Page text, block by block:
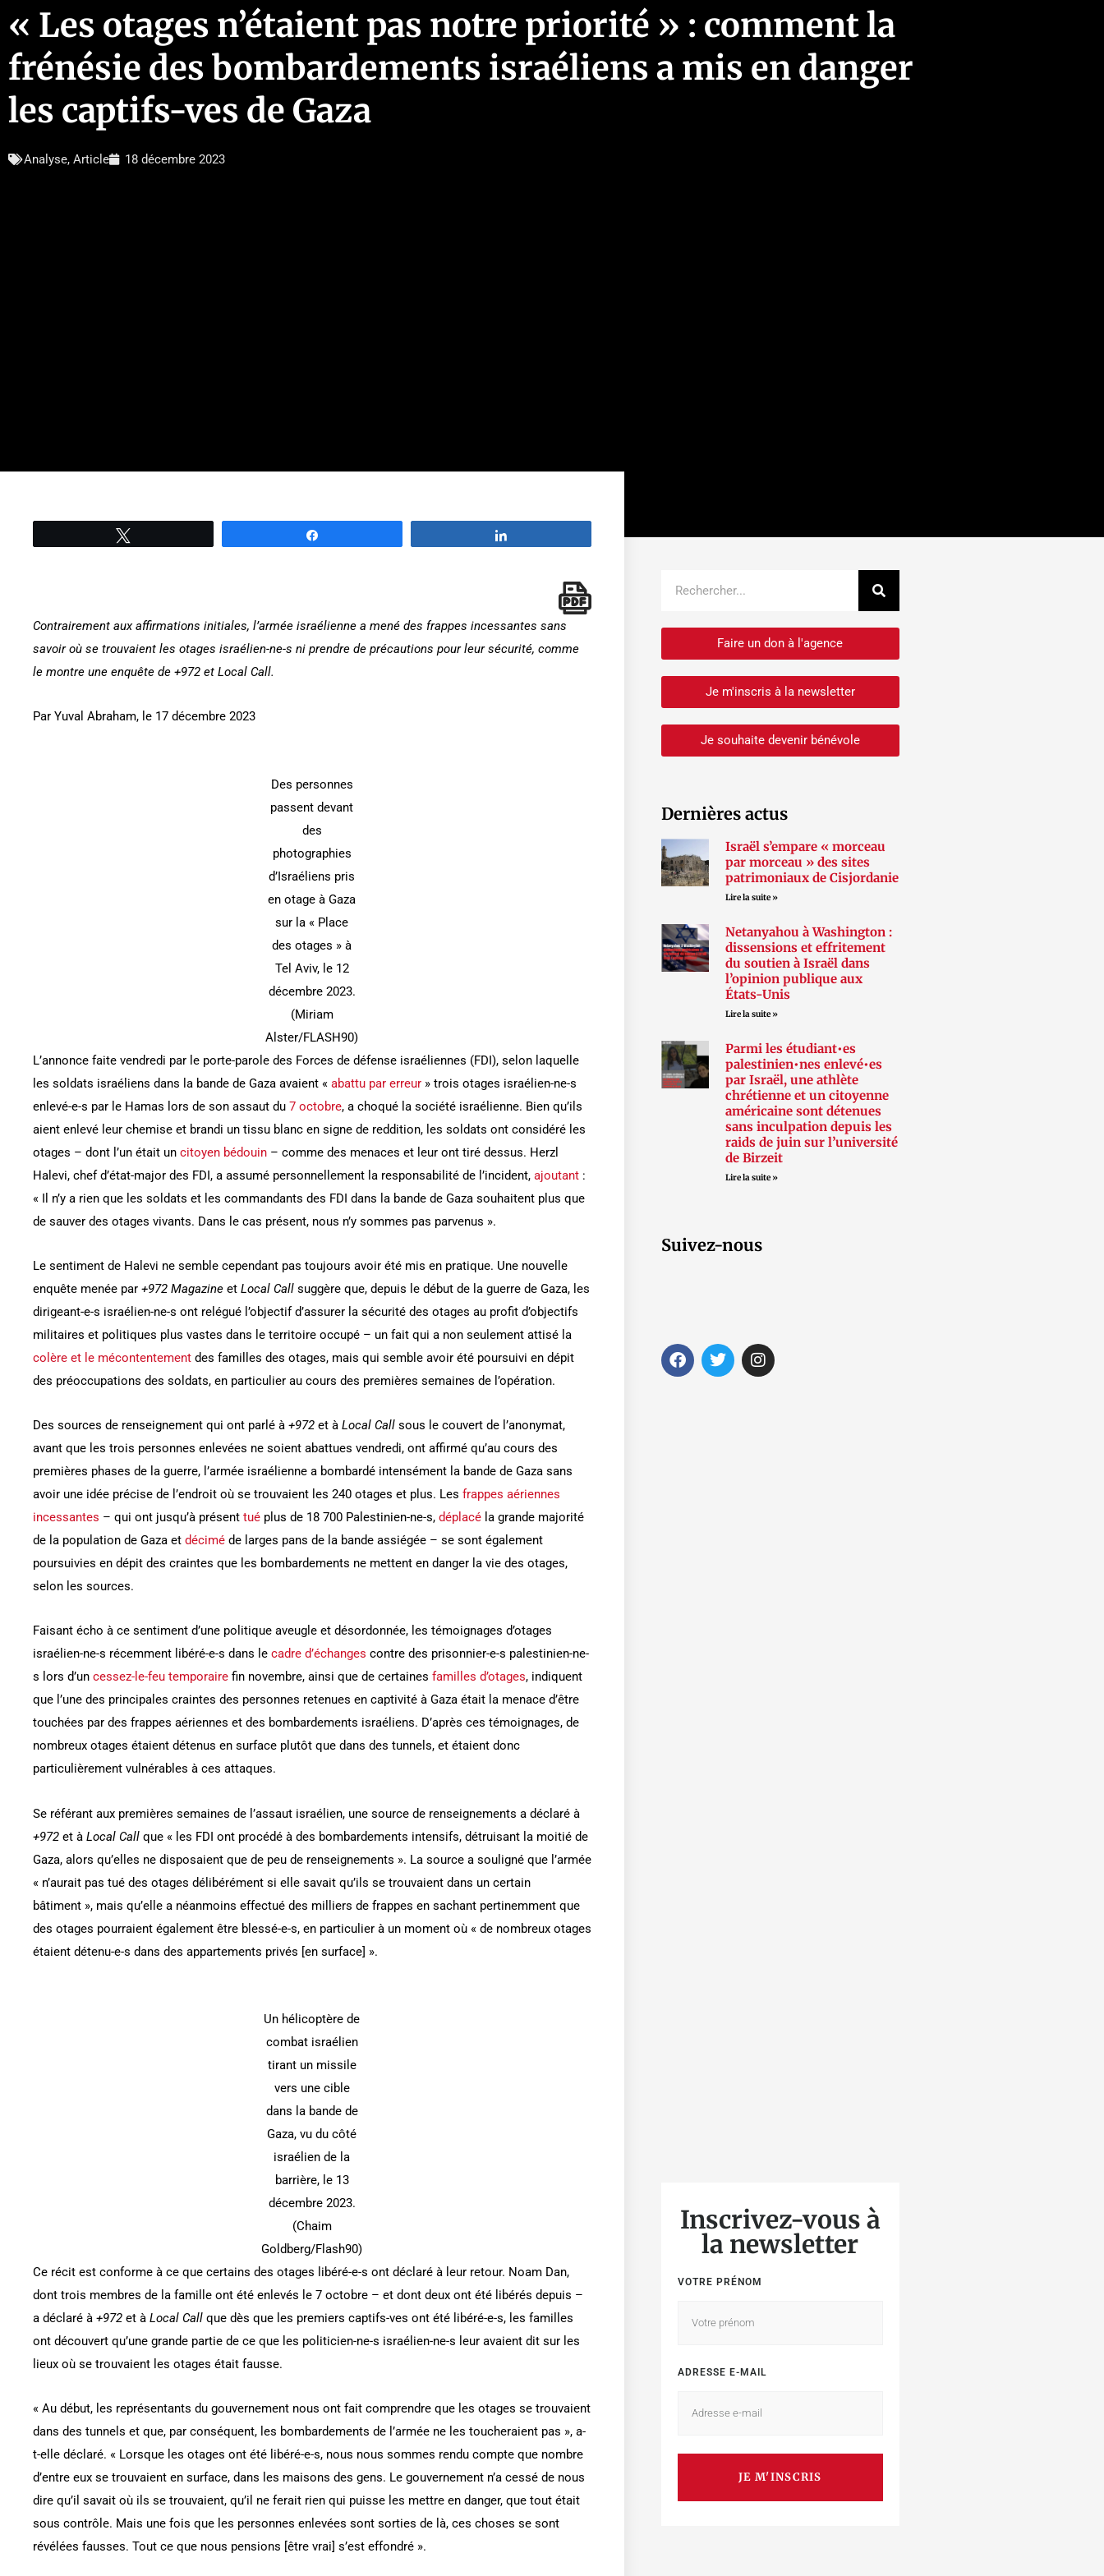
« Les otages n’étaient pas notre priorité » : comment la
frénésie des bombardements israéliens a mis en danger
les captifs-ves de Gaza
Analyse, Article 18 décembre 2023
Contrairement aux affirmations initiales, l’armée israélienne a mené des frappes incessantes sans
savoir où se trouvaient les otages israélien-ne-s ni prendre de précautions pour leur sécurité, comme
le montre une enquête de +972 et Local Call.
Par Yuval Abraham, le 17 décembre 2023
Des personnes
passent devant
des
photographies
d’Israéliens pris
en otage à Gaza
sur la « Place
des otages » à
Tel Aviv, le 12
décembre 2023.
(Miriam
Alster/FLASH90)
L’annonce faite vendredi par le porte-parole des Forces de défense israéliennes (FDI), selon laquelle
les soldats israéliens dans la bande de Gaza avaient « abattu par erreur » trois otages israélien-ne-s
enlevé-e-s par le Hamas lors de son assaut du 7 octobre, a choqué la société israélienne. Bien qu’ils
aient enlevé leur chemise et brandi un tissu blanc en signe de reddition, les soldats ont considéré les
otages – dont l’un était un citoyen bédouin – comme des menaces et leur ont tiré dessus. Herzl
Halevi, chef d’état-major des FDI, a assumé personnellement la responsabilité de l’incident, ajoutant :
« Il n’y a rien que les soldats et les commandants des FDI dans la bande de Gaza souhaitent plus que
de sauver des otages vivants. Dans le cas présent, nous n’y sommes pas parvenus ».
Le sentiment de Halevi ne semble cependant pas toujours avoir été mis en pratique. Une nouvelle
enquête menée par +972 Magazine et Local Call suggère que, depuis le début de la guerre de Gaza, les
dirigeant-e-s israélien-ne-s ont relégué l’objectif d’assurer la sécurité des otages au profit d’objectifs
militaires et politiques plus vastes dans le territoire occupé – un fait qui a non seulement attisé la
colère et le mécontentement des familles des otages, mais qui semble avoir été poursuivi en dépit
des préoccupations des soldats, en particulier au cours des premières semaines de l’opération.
Des sources de renseignement qui ont parlé à +972 et à Local Call sous le couvert de l’anonymat,
avant que les trois personnes enlevées ne soient abattues vendredi, ont affirmé qu’au cours des
premières phases de la guerre, l’armée israélienne a bombardé intensément la bande de Gaza sans
avoir une idée précise de l’endroit où se trouvaient les 240 otages et plus. Les frappes aériennes
incessantes – qui ont jusqu’à présent tué plus de 18 700 Palestinien-ne-s, déplacé la grande majorité
de la population de Gaza et décimé de larges pans de la bande assiégée – se sont également
poursuivies en dépit des craintes que les bombardements ne mettent en danger la vie des otages,
selon les sources.
Faisant écho à ce sentiment d’une politique aveugle et désordonnée, les témoignages d’otages
israélien-ne-s récemment libéré-e-s dans le cadre d’échanges contre des prisonnier-e-s palestinien-ne-
s lors d’un cessez-le-feu temporaire fin novembre, ainsi que de certaines familles d’otages, indiquent
que l’une des principales craintes des personnes retenues en captivité à Gaza était la menace d’être
touchées par des frappes aériennes et des bombardements israéliens. D’après ces témoignages, de
nombreux otages étaient détenus en surface plutôt que dans des tunnels, et étaient donc
particulièrement vulnérables à ces attaques.
Se référant aux premières semaines de l’assaut israélien, une source de renseignements a déclaré à
+972 et à Local Call que « les FDI ont procédé à des bombardements intensifs, détruisant la moitié de
Gaza, alors qu’elles ne disposaient que de peu de renseignements ». La source a souligné que l’armée
« n’aurait pas tué des otages délibérément si elle savait qu’ils se trouvaient dans un certain
bâtiment », mais qu’elle a néanmoins effectué des milliers de frappes en sachant pertinemment que
des otages pourraient également être blessé-e-s, en particulier à un moment où « de nombreux otages
étaient détenu-e-s dans des appartements privés [en surface] ».
Un hélicoptère de
combat israélien
tirant un missile
vers une cible
dans la bande de
Gaza, vu du côté
israélien de la
barrière, le 13
décembre 2023.
(Chaim
Goldberg/Flash90)
Ce récit est conforme à ce que certains des otages libéré-e-s ont déclaré à leur retour. Noam Dan,
dont trois membres de la famille ont été enlevés le 7 octobre – et dont deux ont été libérés depuis –
a déclaré à +972 et à Local Call que dès que les premiers captifs-ves ont été libéré-e-s, les familles
ont découvert qu’une grande partie de ce que les politicien-ne-s israélien-ne-s leur avaient dit sur les
lieux où se trouvaient les otages était fausse.
« Au début, les représentants du gouvernement nous ont fait comprendre que les otages se trouvaient
dans des tunnels et que, par conséquent, les bombardements de l’armée ne les toucheraient pas », a-
t-elle déclaré. « Lorsque les otages ont été libéré-e-s, nous nous sommes rendu compte que nombre
d’entre eux se trouvaient en surface, dans les maisons des gens. Le gouvernement n’a cessé de nous
dire qu’il savait où ils se trouvaient, qu’il ne ferait rien qui puisse les mettre en danger, que tout était
sous contrôle. Mais une fois que les personnes enlevées sont sorties de là, ces choses se sont
révélées fausses. Tout ce que nous pensions [être vrai] s’est effondré ».
Faire un don à l'agence
Je m'inscris à la newsletter
Je souhaite devenir bénévole
Dernières actus
Israël s’empare « morceau
par morceau » des sites
patrimoniaux de Cisjordanie
Lire la suite »
Netanyahou à Washington :
dissensions et effritement
du soutien à Israël dans
l’opinion publique aux
États-Unis
Lire la suite »
Parmi les étudiant•es
palestinien•nes enlevé•es
par Israël, une athlète
chrétienne et un citoyenne
américaine sont détenues
sans inculpation depuis les
raids de juin sur l’université
de Birzeit
Lire la suite »
Suivez-nous
F
a
T
w
I
n
Inscrivez-vous à
la newsletter
VOTRE PRÉNOM
ADRESSE E-MAIL
JE M'INSCRIS